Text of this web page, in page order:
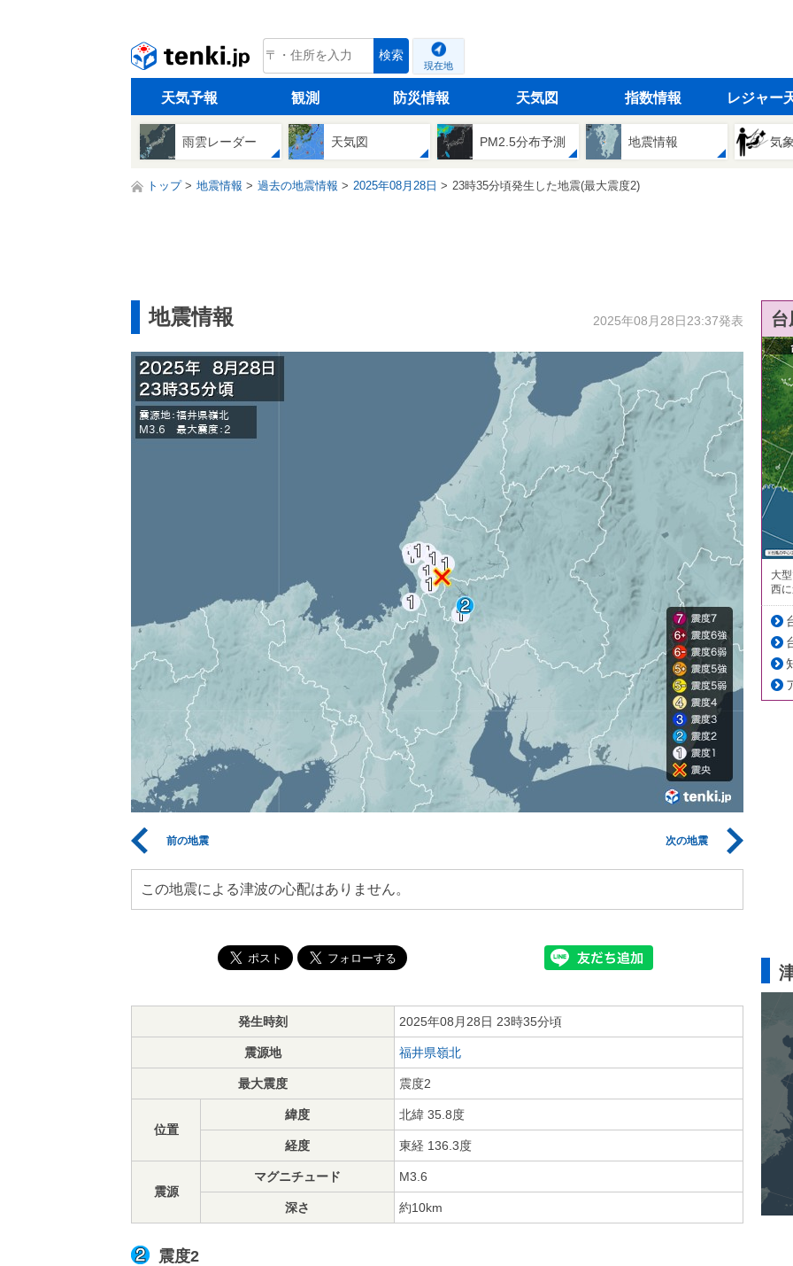
tenki.jp 検索
現在地
天気予報 観測 防災情報 天気図 指数情報 レジャー
雨雲レーダー 天気図 PM2.5分布予測 地震情報 気
トップ 地震情報 過去の地震情報 2025年08月28日 23時35分頃発生した地震(最大震度2)
地震情報 2025年08月28日23:37発表
前の地震 次の地震
この地震による津波の心配はありません。
発生時刻 2025年08月28日 23時35分頃
震源地 福井県嶺北
最大震度 震度2
位置
緯度 北緯 35.8度
経度 東経 136.3度
震源
マグニチュード M3.6
深さ 約10km
震度2
大
西